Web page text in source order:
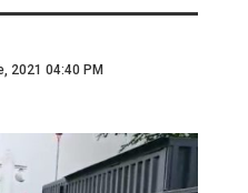
2021 04:40 PM